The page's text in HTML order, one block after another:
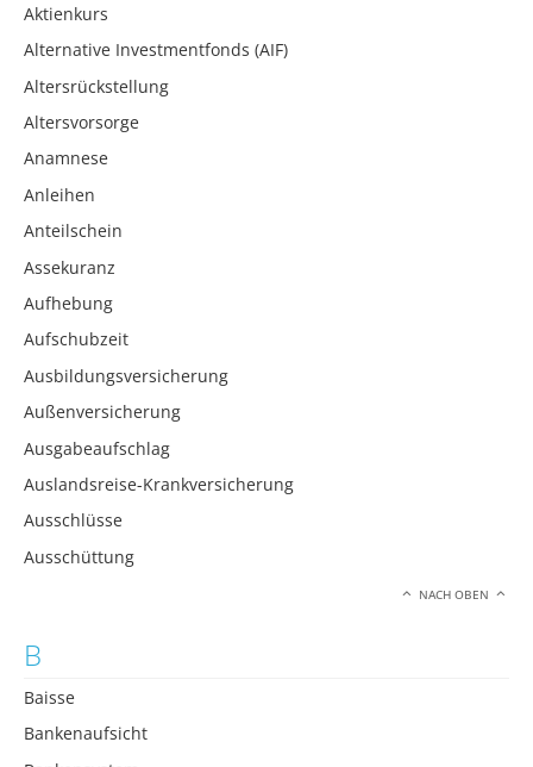
Aktienkurs
Alternative Investmentfonds (AIF)
Altersrückstellung
Altersvorsorge
Anamnese
Anleihen
Anteilschein
Assekuranz
Aufhebung
Aufschubzeit
Ausbildungsversicherung
Außenversicherung
Ausgabeaufschlag
Auslandsreise-Krankversicherung
Ausschlüsse
Ausschüttung
NACH OBEN
B
Baisse
Bankenaufsicht